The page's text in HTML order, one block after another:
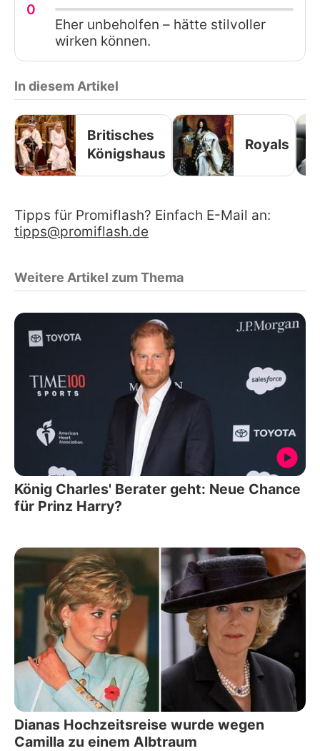
0
Eher unbeholfen – hätte stilvoller
wirken können.
In diesem Artikel
Britisches
Königshaus
Royals
Tipps für Promiflash? Einfach E-Mail an:
tipps@promiflash.de
Weitere Artikel zum Thema
König Charles' Berater geht: Neue Chance
für Prinz Harry?
Dianas Hochzeitsreise wurde wegen
Camilla zu einem Albtraum